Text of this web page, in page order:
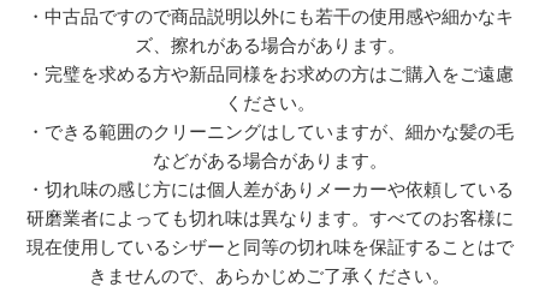
・中古品ですので商品説明以外にも若干の使用感や細かなキ
ズ、擦れがある場合があります。
・完璧を求める方や新品同様をお求めの方はご購入をご遠慮
ください。
・できる範囲のクリーニングはしていますが、細かな髪の毛
などがある場合があります。
・切れ味の感じ方には個人差がありメーカーや依頼している
研磨業者によっても切れ味は異なります。すべてのお客様に
現在使用しているシザーと同等の切れ味を保証することはで
きませんので、あらかじめご了承ください。